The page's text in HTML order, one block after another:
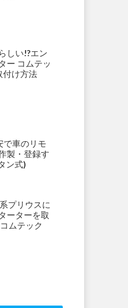
しい!?エン
ー コムテッ
付け方法
で車のリモ
製・登録す
ン式)
プリウスに
ーターを取
ムテック